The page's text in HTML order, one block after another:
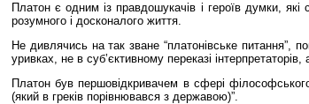
Платон є одним із правдошукачів і героїв думки,
розумного і досконалого життя.
Не дивлячись на так зване “платонівське питання”,
уривках, не в суб’єктивному переказі інтерпретаторів,
Платон був першовідкривачем в сфері
(який в греків порівнювався з державою)”.